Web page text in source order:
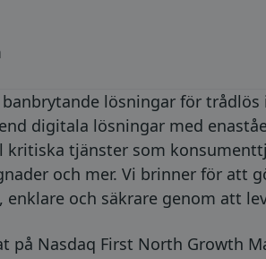
lösningar för
digitala lösningar med
tjänster som
och mer. Vi brinner för att
och säkrare genom att
på Nasdaq First North Growth